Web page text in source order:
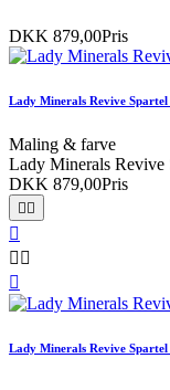
DKK 879,00Pris
Lady Minerals Revive
Maling & farve
Lady Minerals Revive
DKK 879,00Pris


 

Lady Minerals Revive